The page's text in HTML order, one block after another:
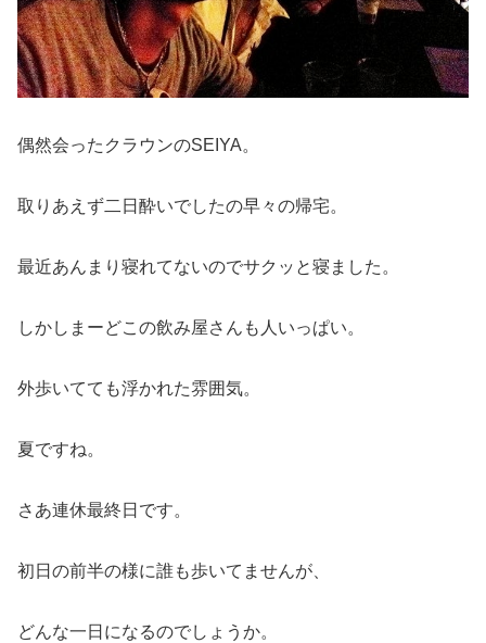
偶然会ったクラウンのSEIYA。
取りあえず二日酔いでしたの早々の帰宅。
最近あんまり寝れてないのでサクッと寝ました。
しかしまーどこの飲み屋さんも人いっぱい。
外歩いてても浮かれた雰囲気。
夏ですね。
さあ連休最終日です。
初日の前半の様に誰も歩いてませんが、
どんな一日になるのでしょうか。